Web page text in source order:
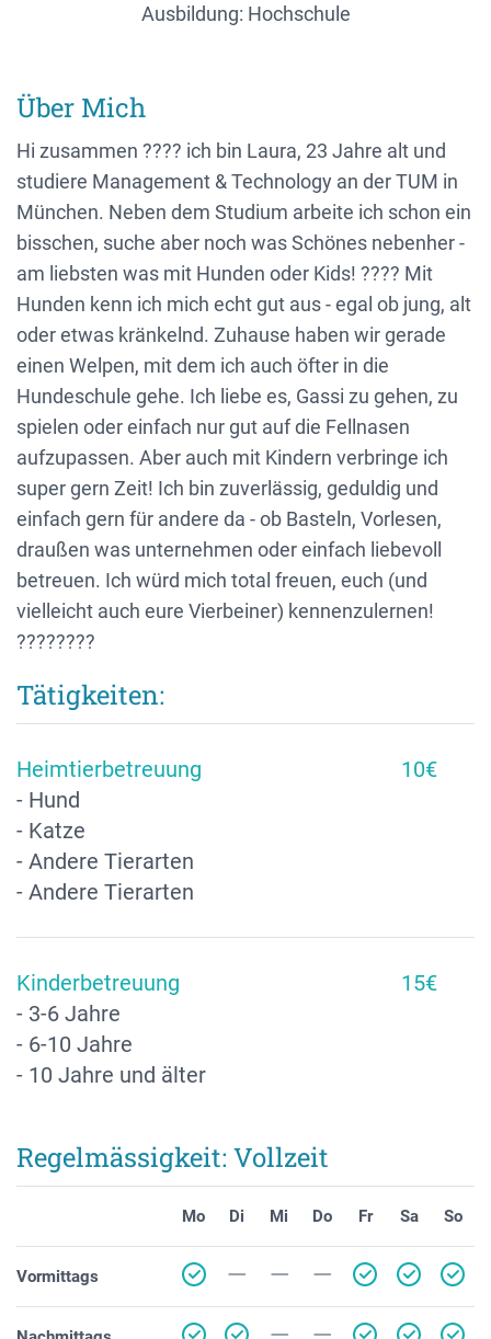
Ausbildung: Hochschule
Über Mich
Hi zusammen ???? ich bin Laura, 23 Jahre alt und
studiere Management & Technology an der TUM in
München. Neben dem Studium arbeite ich schon ein
bisschen, suche aber noch was Schönes nebenher -
am liebsten was mit Hunden oder Kids! ???? Mit
Hunden kenn ich mich echt gut aus - egal ob jung, alt
oder etwas kränkelnd. Zuhause haben wir gerade
einen Welpen, mit dem ich auch öfter in die
Hundeschule gehe. Ich liebe es, Gassi zu gehen, zu
spielen oder einfach nur gut auf die Fellnasen
aufzupassen. Aber auch mit Kindern verbringe ich
super gern Zeit! Ich bin zuverlässig, geduldig und
einfach gern für andere da - ob Basteln, Vorlesen,
draußen was unternehmen oder einfach liebevoll
betreuen. Ich würd mich total freuen, euch (und
vielleicht auch eure Vierbeiner) kennenzulernen!
????????
Tätigkeiten:
Heimtierbetreuung
- Hund
- Katze
- Andere Tierarten
- Andere Tierarten
10€
Kinderbetreuung
- 3-6 Jahre
- 6-10 Jahre
- 10 Jahre und älter
15€
Regelmässigkeit: Vollzeit
Mo Di Mi Do Fr Sa So
Vormittags